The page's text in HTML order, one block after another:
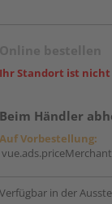
Ihr Standort ist
Beim Händler
Auf Vorbestellung:
Verfügbar in der